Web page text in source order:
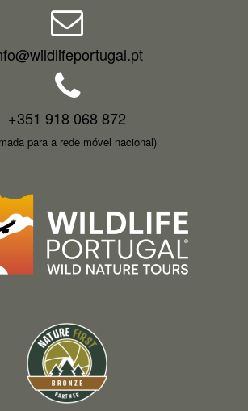
+351 918 068 872
para a rede móvel nacional)